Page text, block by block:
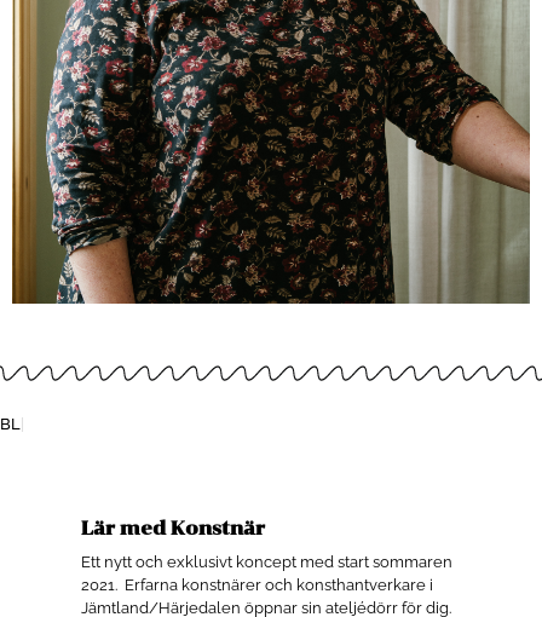
BLANDA
Lär med Konstnär
Ett nytt och exklusivt koncept med start sommaren
2021. Erfarna konstnärer och konsthantverkare i
Jämtland/Härjedalen öppnar sin ateljédörr för dig.